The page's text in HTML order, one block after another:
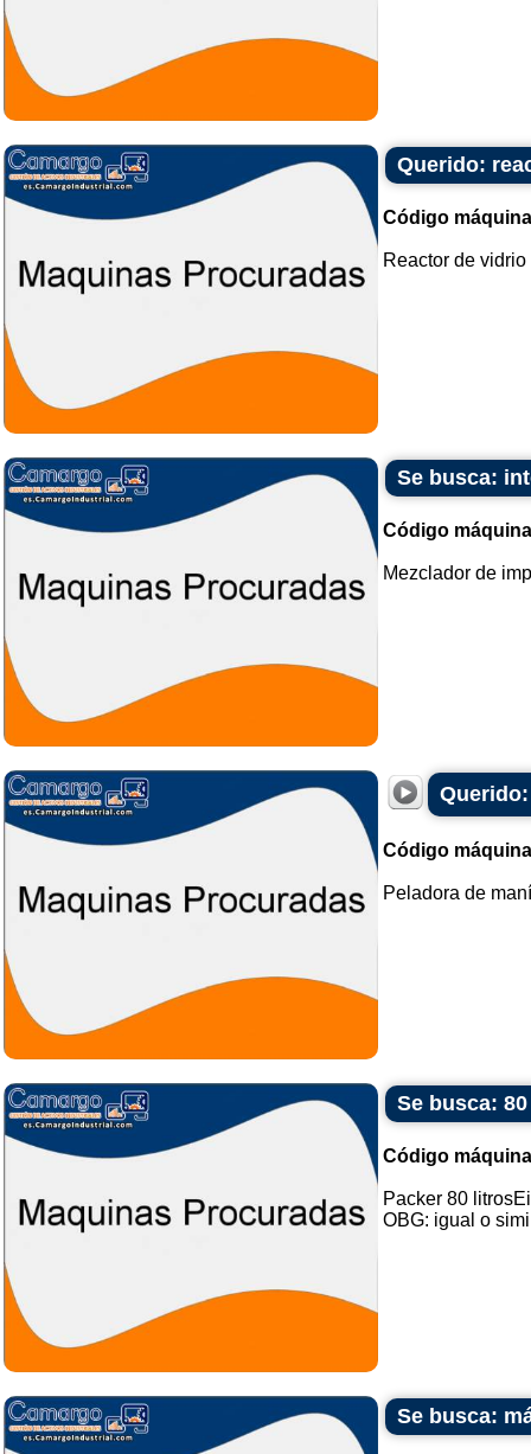
Querido:
Código
Reactor de
Se busca:
Código
Mezclador de
Código
Peladora de
Se busca:
Código
Packer 80
OBG: igual o
Se busca: